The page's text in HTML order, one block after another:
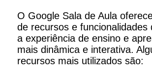
O Google Sala de Aula
de recursos e funcionalidades
a experiência de ensino e
mais dinâmica e interativa.
recursos mais utilizados são: